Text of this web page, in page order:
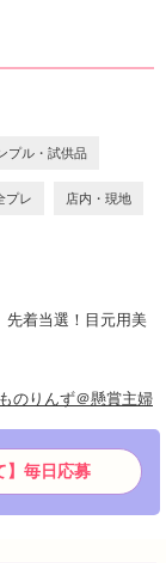
プル・試供品
プレ 店内・現地
先着当選！目元用美
ものりんず＠懸賞主婦
】毎日応募